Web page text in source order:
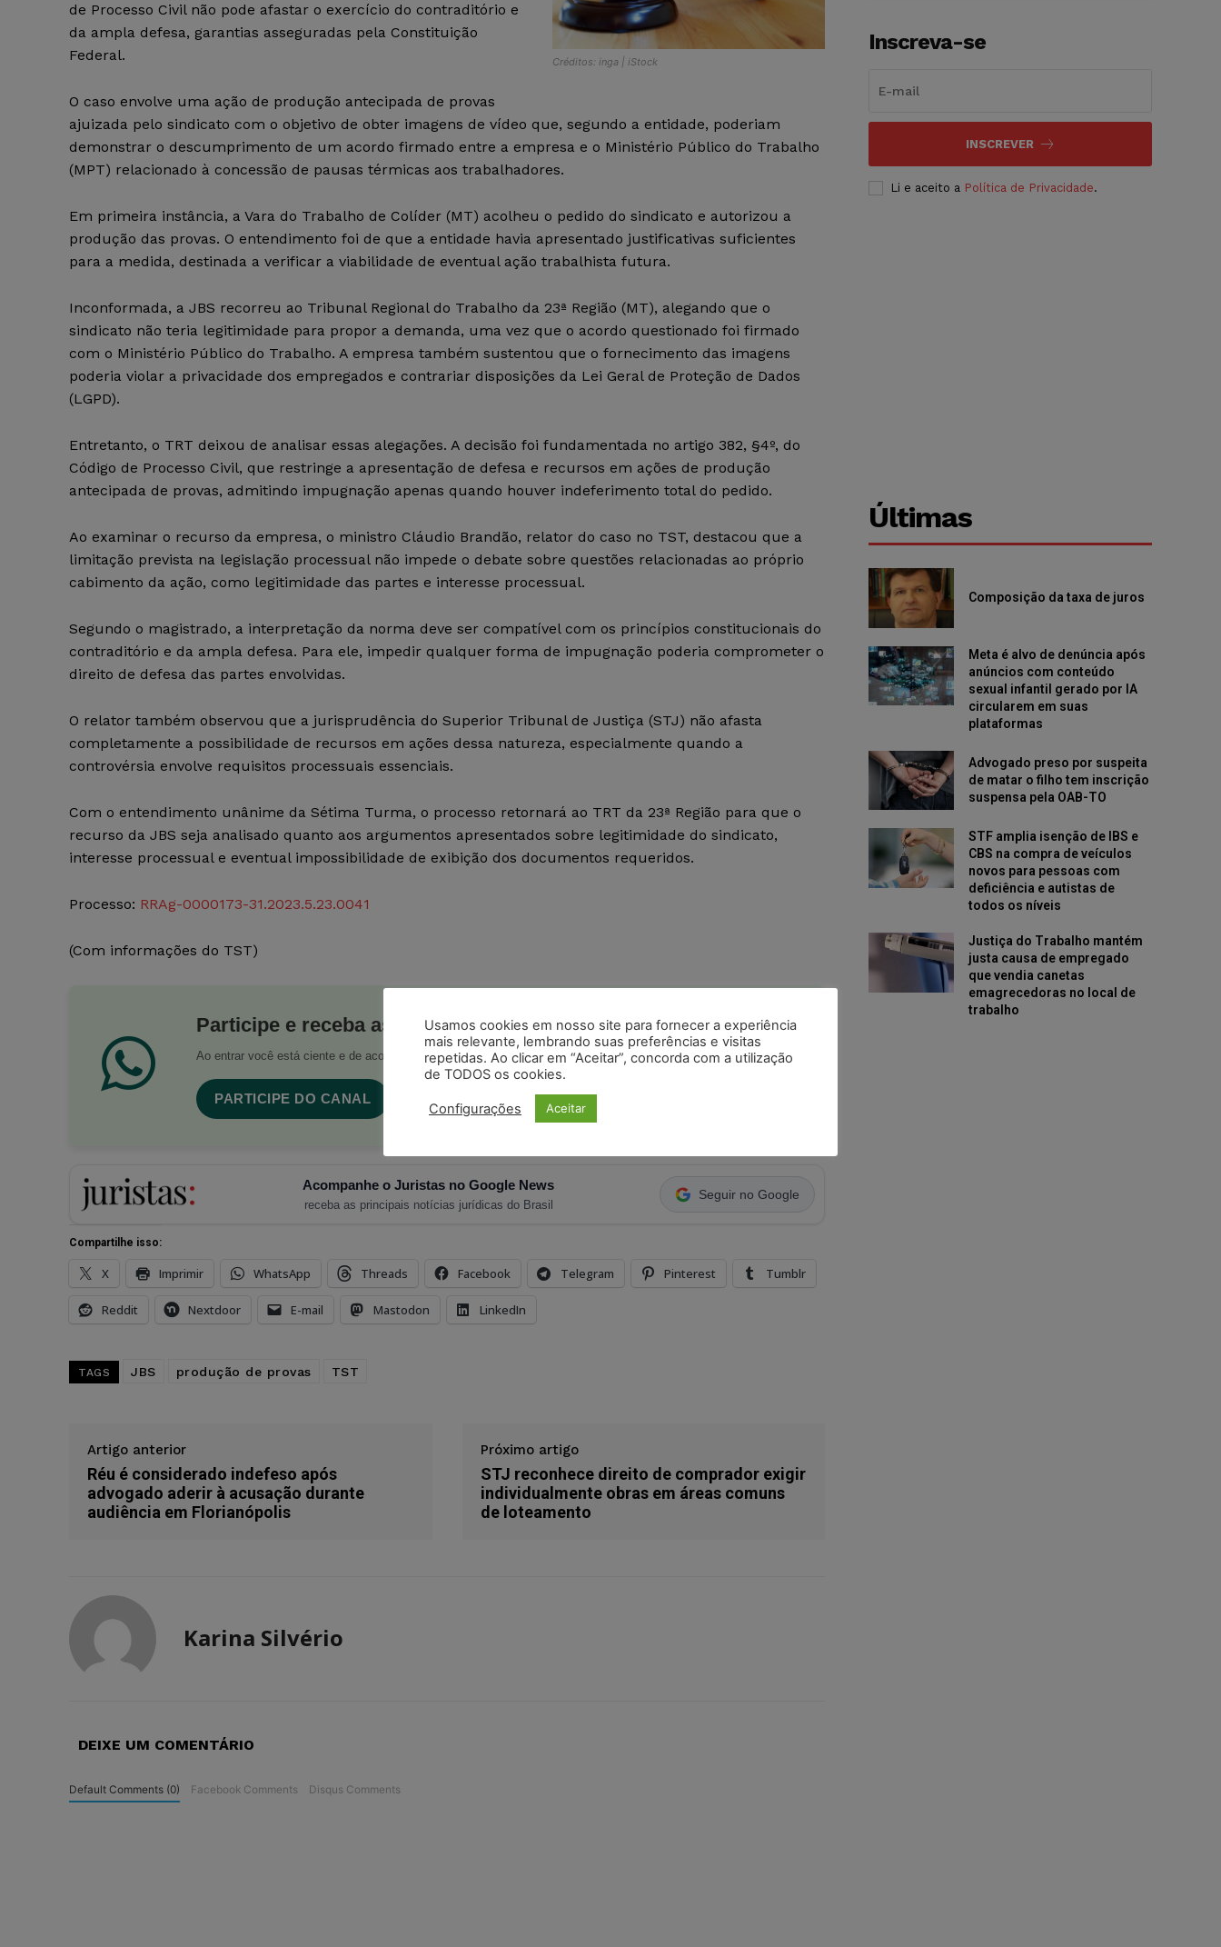
Créditos: inga | iStock
de Processo Civil não pode afastar o exercício do contraditório e
da ampla defesa, garantias asseguradas pela Constituição
Federal.
O caso envolve uma ação de produção antecipada de provas
ajuizada pelo sindicato com o objetivo de obter imagens de vídeo que, segundo a entidade, poderiam
demonstrar o descumprimento de um acordo firmado entre a empresa e o Ministério Público do Trabalho
(MPT) relacionado à concessão de pausas térmicas aos trabalhadores.
Em primeira instância, a Vara do Trabalho de Colíder (MT) acolheu o pedido do sindicato e autorizou a
produção das provas. O entendimento foi de que a entidade havia apresentado justificativas suficientes
para a medida, destinada a verificar a viabilidade de eventual ação trabalhista futura.
Inconformada, a JBS recorreu ao Tribunal Regional do Trabalho da 23ª Região (MT), alegando que o
sindicato não teria legitimidade para propor a demanda, uma vez que o acordo questionado foi firmado
com o Ministério Público do Trabalho. A empresa também sustentou que o fornecimento das imagens
poderia violar a privacidade dos empregados e contrariar disposições da Lei Geral de Proteção de Dados
(LGPD).
Entretanto, o TRT deixou de analisar essas alegações. A decisão foi fundamentada no artigo 382, §4º, do
Código de Processo Civil, que restringe a apresentação de defesa e recursos em ações de produção
antecipada de provas, admitindo impugnação apenas quando houver indeferimento total do pedido.
Ao examinar o recurso da empresa, o ministro Cláudio Brandão, relator do caso no TST, destacou que a
limitação prevista na legislação processual não impede o debate sobre questões relacionadas ao próprio
cabimento da ação, como legitimidade das partes e interesse processual.
Segundo o magistrado, a interpretação da norma deve ser compatível com os princípios constitucionais do
contraditório e da ampla defesa. Para ele, impedir qualquer forma de impugnação poderia comprometer o
direito de defesa das partes envolvidas.
O relator também observou que a jurisprudência do Superior Tribunal de Justiça (STJ) não afasta
completamente a possibilidade de recursos em ações dessa natureza, especialmente quando a
controvérsia envolve requisitos processuais essenciais.
Com o entendimento unânime da Sétima Turma, o processo retornará ao TRT da 23ª Região para que o
recurso da JBS seja analisado quanto aos argumentos apresentados sobre legitimidade do sindicato,
interesse processual e eventual impossibilidade de exibição dos documentos requeridos.
Processo: RRAg-0000173-31.2023.5.23.0041
(Com informações do TST)
Participe e receba as postagens diárias do Portal Juristas.
Ao entrar você está ciente e de acordo com ostermos de usoeprivacidadedo Whatsapp.
PARTICIPE DO CANAL
Acompanhe o Juristas no Google News
receba as principais notícias jurídicas do Brasil
Seguir no Google
Compartilhe isso:
X Imprimir WhatsApp Threads Facebook Telegram Pinterest Tumblr
Reddit Nextdoor E-mail Mastodon LinkedIn
TAGS JBS produção de provas TST
Artigo anterior
Réu é considerado indefeso após
advogado aderir à acusação durante
audiência em Florianópolis
Próximo artigo
STJ reconhece direito de comprador exigir
individualmente obras em áreas comuns
de loteamento
Karina Silvério
DEIXE UM COMENTÁRIO
Default Comments (0) Facebook Comments Disqus Comments
Inscreva-se
INSCREVER
Li e aceito a Política de Privacidade.
Últimas
Composição da taxa de juros
Meta é alvo de denúncia após
anúncios com conteúdo
sexual infantil gerado por IA
circularem em suas
plataformas
Advogado preso por suspeita
de matar o filho tem inscrição
suspensa pela OAB-TO
STF amplia isenção de IBS e
CBS na compra de veículos
novos para pessoas com
deficiência e autistas de
todos os níveis
Justiça do Trabalho mantém
justa causa de empregado
que vendia canetas
emagrecedoras no local de
trabalho
Usamos cookies em nosso site para fornecer a experiência
mais relevante, lembrando suas preferências e visitas
repetidas. Ao clicar em “Aceitar”, concorda com a utilização
de TODOS os cookies.
Configurações Aceitar